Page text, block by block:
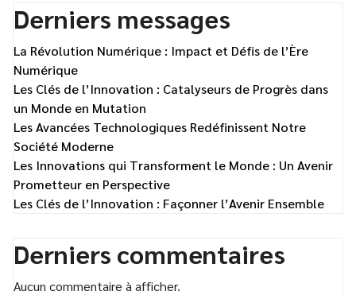
Derniers messages
La Révolution Numérique : Impact et Défis de l’Ère
Numérique
Les Clés de l’Innovation : Catalyseurs de Progrès dans
un Monde en Mutation
Les Avancées Technologiques Redéfinissent Notre
Société Moderne
Les Innovations qui Transforment le Monde : Un Avenir
Prometteur en Perspective
Les Clés de l’Innovation : Façonner l’Avenir Ensemble
Derniers commentaires
Aucun commentaire à afficher.